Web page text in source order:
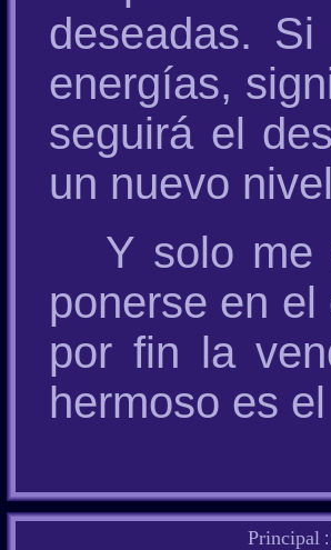
deseadas.
energías,
seguirá el
un nuevo
Y solo me
ponerse en
por fin la
hermoso es
Principal :